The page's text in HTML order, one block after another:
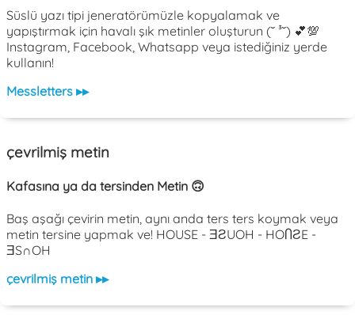
Süslü yazı tipi jeneratörümüzle kopyalamak ve
yapıştırmak için havalı şık metinler oluşturun (˘ ³˘) 💕💯
Instagram, Facebook, Whatsapp veya istediğiniz yerde
kullanın!
Messletters ▸▸
çevrilmiş metin
Kafasına ya da tersinden Metin 🙃
Baş aşağı çevirin metin, aynı anda ters ters koymak veya
metin tersine yapmak ve! HOUSE - ƎƧUOH - HOႶƧE -
ƎS∩OH
çevrilmiş metin ▸▸